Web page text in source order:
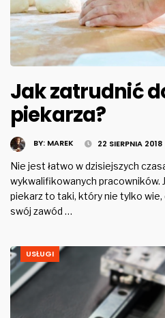
Jak zatrudnić
piekarza?
BY: MAREK 22 SIERPNIA 2018
Nie jest łatwo w dzisiejszych
wykwalifikowanych pracowników.
piekarz to taki, który nie tylko
swój zawód …
USŁUGI